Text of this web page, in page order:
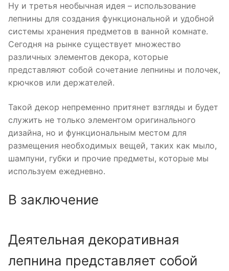
Ну и третья необычная идея – использование
лепнины для создания функциональной и удобной
системы хранения предметов в ванной комнате.
Сегодня на рынке существует множество
различных элементов декора, которые
представляют собой сочетание лепнины и полочек,
крючков или держателей.
Такой декор непременно притянет взгляды и будет
служить не только элементом оригинального
дизайна, но и функциональным местом для
размещения необходимых вещей, таких как мыло,
шампуни, губки и прочие предметы, которые мы
используем ежедневно.
В заключение
Деятельная декоративная
лепнина представляет собой